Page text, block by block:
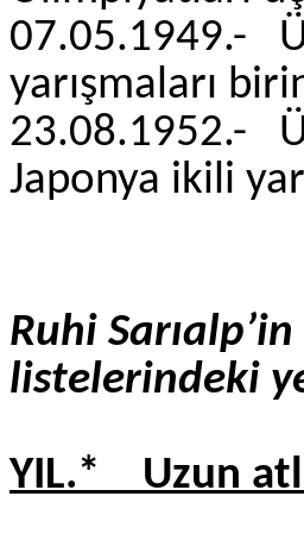
23.08.1952.-
Japonya ikili
Ruhi Sarıalp’in
listelerindeki
YIL.* Uzun